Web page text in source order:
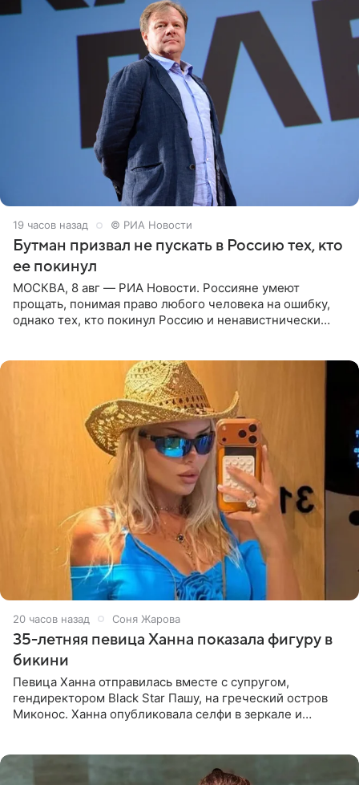
19 часов назад © РИА Новости
Бутман призвал не пускать в Россию тех, кто
ее покинул
МОСКВА, 8 авг — РИА Новости. Россияне умеют
прощать, понимая право любого человека на ошибку,
однако тех, кто покинул Россию и ненавистнически
20 часов назад Соня Жарова
35-летняя певица Ханна показала фигуру в
бикини
Певица Ханна отправилась вместе с супругом,
гендиректором Black Star Пашу, на греческий остров
Миконос. Ханна опубликовала селфи в зеркале и